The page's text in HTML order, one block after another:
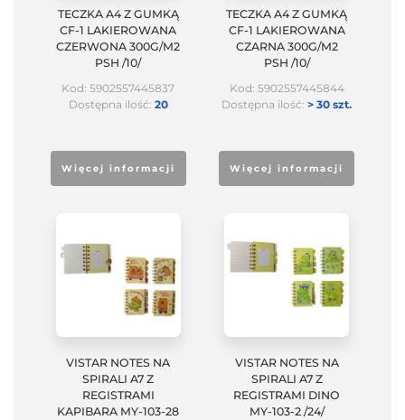
TECZKA A4 Z GUMKĄ
CF-1 LAKIEROWANA
CZERWONA 300G/M2
PSH /10/
Kod: 5902557445837
Dostępna ilość: 20
Więcej informacji
TECZKA A4 Z GUMKĄ
CF-1 LAKIEROWANA
CZARNA 300G/M2
PSH /10/
Kod: 5902557445844
Dostępna ilość:> 30 szt.
Więcej informacji
VISTAR NOTES NA
SPIRALI A7 Z
REGISTRAMI
KAPIBARA MY-103-28
VISTAR NOTES NA
SPIRALI A7 Z
REGISTRAMI DINO
MY-103-2 /24/